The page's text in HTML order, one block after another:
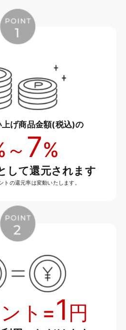
げ商品金額(税込)の
～ 7%
して還元されます
の還元率は変動いたします。
ト=1 円